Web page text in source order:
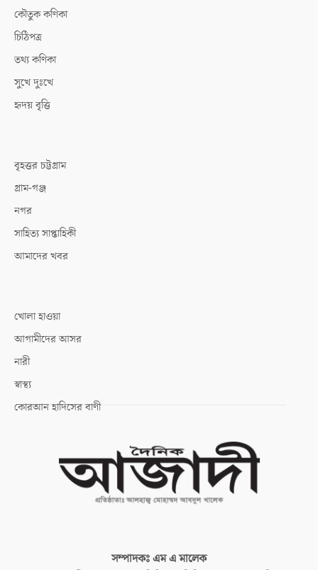
কৌতুক কণিকা
চিঠিপত্র
তথ্য কণিকা
সুখে দুঃখে
হৃদয় বৃত্তি
বৃহত্তর চট্টগ্রাম
গ্রাম-গঞ্জ
নগর
সাহিত্য সাপ্তাহিকী
আমাদের খবর
খোলা হাওয়া
আগামীদের আসর
নারী
স্বাস্থ্য
কোরআন হাদিসের বাণী
সম্পাদকঃএম এ মালেক